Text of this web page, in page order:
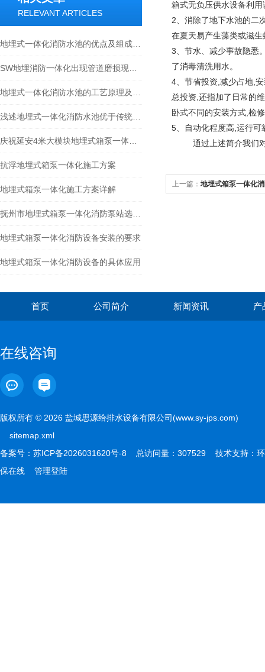
RELEVANT ARTICLES
抗浮地埋式箱泵一体化施工方案
地埋式箱泵一体化施工方案详解
地埋式箱泵一体化消防设备安装的要求
地埋式箱泵一体化消防设备的具体应用
箱式无负压供水设备利
2、消除了地下水池的二
在夏天易产生藻类或滋
3、节水、减少事故隐悉
了消毒清洗用水。
4、节省投资,减少占地,
总投资,还指加了日常的
卧式不同的安装方式,检
5、自动化程度高,运行可
通过上述简介我们
上一篇： 地埋式箱泵一体化
首页 公司简介 新闻资讯 产
在线咨询
版权所有 © 2026 盐城思源给排水设备有限公司(www.sy-jps.com)
sitemap.xml
备案号： 苏ICP备2026031620号-8 总访问量：307529 技术支持： 环
保在线
管理登陆